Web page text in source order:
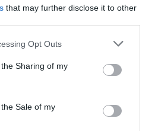
that may further disclose it to other
app uses one or more Google
usage behaviour. You may click to
Google and its third-party tags to
purposes in below Google
Opt Outs
Sharing of my
Sale of my
augusztus 07 Mindenki ügye
augusztus 07 Promóció